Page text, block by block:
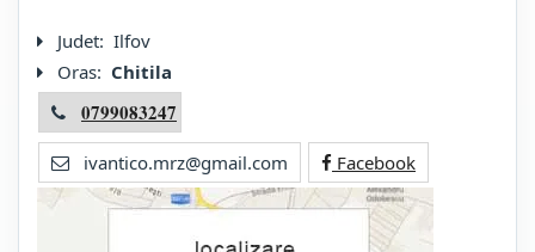
Judet: Ilfov
Oras: Chitila
0799083247
ivantico.mrz@gmail.com Facebook